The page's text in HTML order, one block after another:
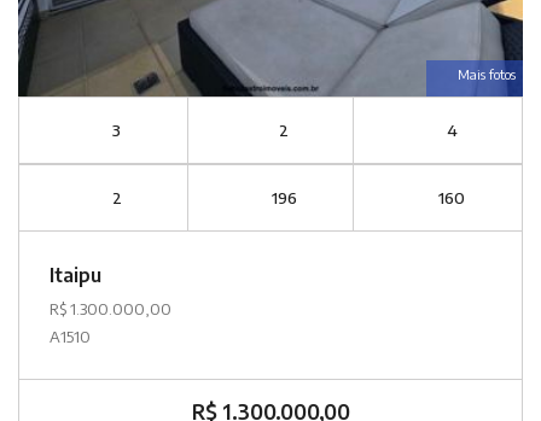
Mais fotos
3 2 4
2 196 160
Itaipu
R$ 1.300.000,00
A1510
R$ 1.300.000,00